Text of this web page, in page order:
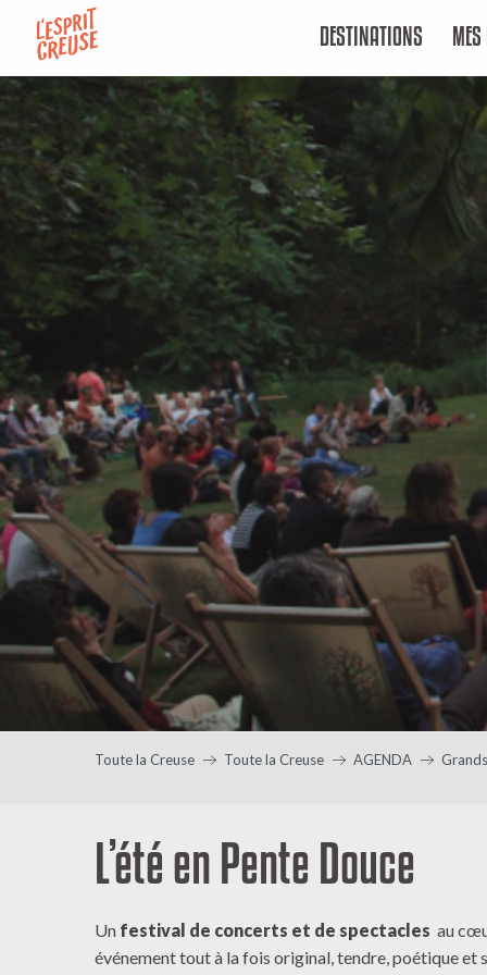
contenu
principal
DESTINATIONS
Toute la Creuse Toute la Creuse AGENDA
L’été en Pente Douce
Un festival de concerts et de spectacles au
événement tout à la fois original, tendre, poétique et